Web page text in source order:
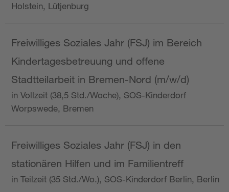
Holstein, Lütjenburg
Freiwilliges Soziales Jahr (FSJ) im Bereich
Kindertagesbetreuung und offene
Stadtteilarbeit in Bremen-Nord (m/w/d)
in Vollzeit (38,5 Std./Woche), SOS-Kinderdorf
Worpswede, Bremen
Freiwilliges Soziales Jahr (FSJ) in den
stationären Hilfen und im Familientreff
in Teilzeit (35 Std./Wo.), SOS-Kinderdorf Berlin, Berlin